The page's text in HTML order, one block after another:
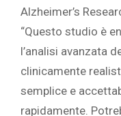
Alzheimer’s
“Questo studio è
l’analisi avanzata
clinicamente
semplice e
rapidamente.